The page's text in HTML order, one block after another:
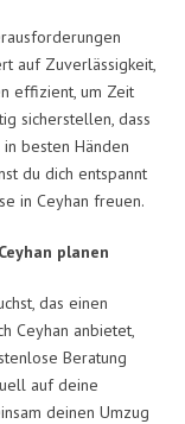
auf Zuverlässigkeit,
effizient, um Zeit
sicherstellen, dass
besten Händen
du dich entspannt
in Ceyhan freuen.
planen
das einen
Ceyhan anbietet,
Beratung
auf deine
deinen Umzug